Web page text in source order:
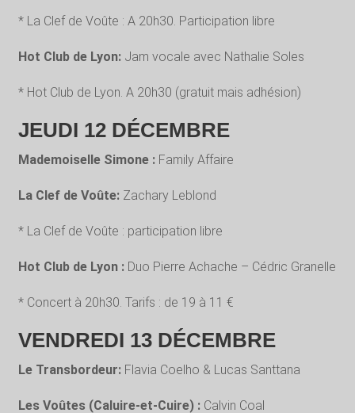
* La Clef de Voûte : A 20h30. Participation libre
Hot Club de Lyon: Jam vocale avec Nathalie Soles
* Hot Club de Lyon. A 20h30 (gratuit mais adhésion)
JEUDI 12 DÉCEMBRE
Mademoiselle Simone : Family Affaire
La Clef de Voûte: Zachary Leblond
* La Clef de Voûte : participation libre
Hot Club de Lyon : Duo Pierre Achache – Cédric Granelle
* Concert à 20h30. Tarifs : de 19 à 11 €
VENDREDI 13 DÉCEMBRE
Le Transbordeur: Flavia Coelho & Lucas Santtana
Les Voûtes (Caluire-et-Cuire) : Calvin Coal